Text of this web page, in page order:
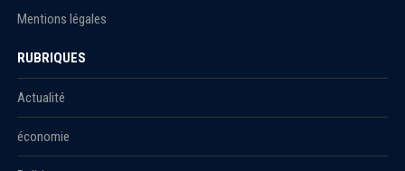
Mentions légales
RUBRIQUES
Actualité
économie